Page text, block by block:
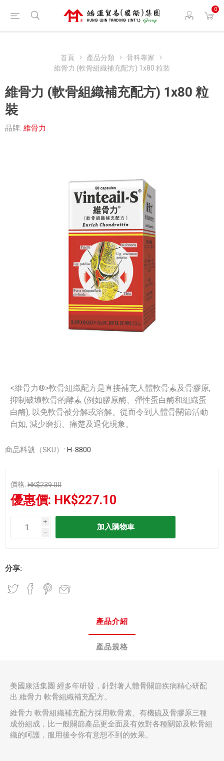
0
首頁 產品分類
骨科專家
維骨力 (軟骨組織補充配方) 1x80 粒裝
維骨力 (軟骨組織補充配方) 1x80 粒
裝
品牌: 維骨力
<維骨力®>軟骨組織配方是直接補充人體軟骨素及骨膠原,
抑制破壞軟骨的酵素 (例如膠原酶、彈性蛋白酶和組織蛋
白酶), 以免軟骨被分解或溶解。從而令到人體骨關節活動
自如, 減少磨損、痛楚及退化現象。
商品料號（SKU）: H-8800
價格:HK$239.00
優惠價: HK$227.10
i
h
分享:
產品介紹
產品規格
美國康活集團 經多年研發，針對著人體骨關節疾病精心研配
出 維骨力 軟骨組織補充配方。
維骨力 軟骨組織補充配方採用軟骨素、有機硫及骨膠原三種
成份組成，比一般關節產品更全面及有效對各種關節及軟骨組
織的呵護，服用後令你有意想不到的效果。